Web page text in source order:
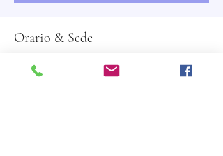
Orario & Sede
21 gen 2024, 10:00 – 11:00
Pianezza, Piazza Leumann, 1, 10044